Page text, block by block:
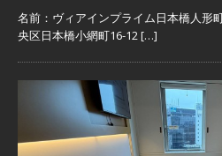
名前：ヴィアインプライム日本橋人形
央区日本橋小網町16-12 […]